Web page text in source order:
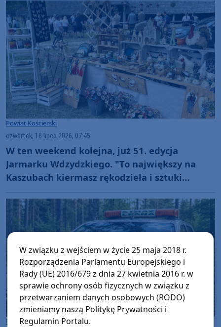
Powiat Kościerski
czwartek, 16 lipca 2026, 07:45
W ten weekend kolejna, już 51. edycja
Jarmarku Wdzydzkiego. "To największy na
Kaszubach kiermasz rękodzieła i sztuki
Powiat Kościerski
W związku z wejściem w życie 25 maja 2018 r.
Rozporządzenia Parlamentu Europejskiego i
Rady (UE) 2016/679 z dnia 27 kwietnia 2016 r. w
sprawie ochrony osób fizycznych w związku z
przetwarzaniem danych osobowych (RODO)
zmieniamy naszą Politykę Prywatności i
Regulamin Portalu.